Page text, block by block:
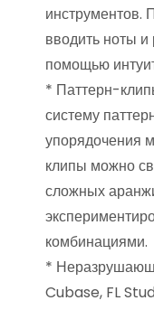
инструментов.
вводить ноты
помощью
* Паттерн-
систему
упорядочения
клипы можно
сложных
комбинациями.
*
Cubase, FL